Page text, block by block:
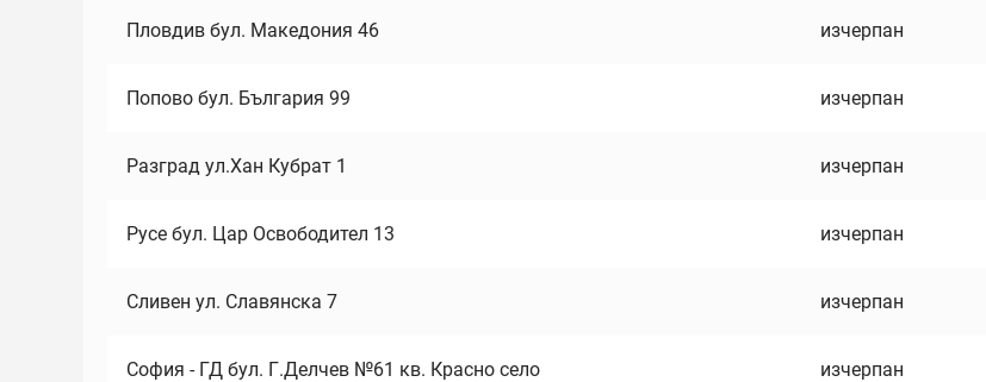
Пловдив бул. Македония 46 изчерпан
Попово бул. България 99 изчерпан
Разград ул.Хан Кубрат 1 изчерпан
Русе бул. Цар Освободител 13 изчерпан
Сливен ул. Славянска 7 изчерпан
София - ГД бул. Г.Делчев №61 кв. Красно село изчерпан